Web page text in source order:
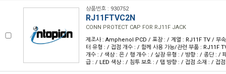
상품번호 : 930752
RJ11FTVC2N
CONN PROTECT CAP FOR RJ11F JACK
제조사 : Amphenol PCD / 포장 : / 계열 : RJ11F TV / 부속
터 유형 : / 접점 개수 : / 함께 사용 가능/관련 부품 : RJ11F
개수 : / 색상 : 은 / 행 개수 : / 실장 유형 : / 방향 : / 종단 : /
급 : / LED 색상 : / 침투 보호 : / 탭 방향 : / 접점 소재 : / 접